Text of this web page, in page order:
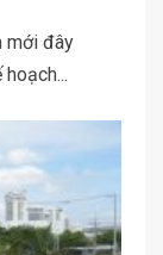
mới đây